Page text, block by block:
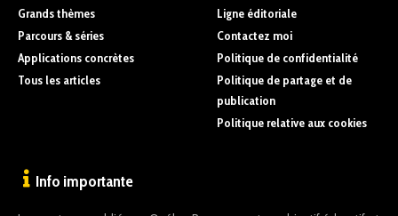
Grands thèmes
Parcours & séries
Applications concrètes
Tous les articles
Ligne éditoriale
Contactez moi
Politique de confidentialité
Politique de partage et de
publication
Politique relative aux cookies
Info importante